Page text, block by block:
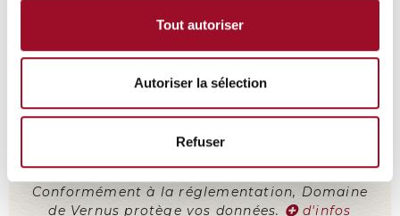
Tout autoriser
Autoriser la sélection
Refuser
Envoyer mon message
Conformément à la réglementation, Domaine
de Vernus protège vos données.
d'infos